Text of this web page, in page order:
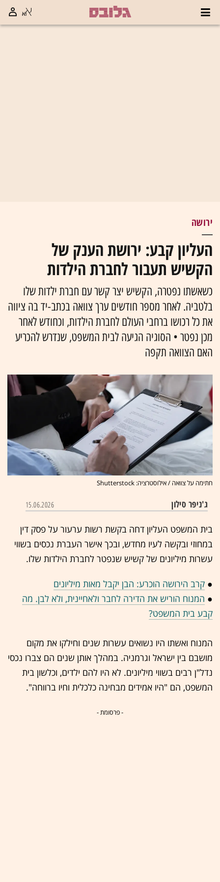
ירושה
העליון קבע: ירושת הענק של
הקשיש תעבור לחברת הילדות
כשאשתו נפטרה, הקשיש יצר קשר עם חברת ילדות שלו
בלטביה. לאחר מספר חודשים ערך צוואה בכתב-יד בה ציווה
את כל רכושו ברחבי העולם לחברת הילדות, וכחודש לאחר
מכן נפטר • הסוגיה הגיעה לבית המשפט, שנדרש להכריע
האם הצוואה תקפה
חתימה על צוואה / אילוסטרציה: Shutterstock
ג'ניפר סילון 15.06.2026
בית המשפט העליון דחה בקשת רשות ערעור על פסק דין
במחוזי ובקשה לעיו מחדש, ובכך אישר העברת נכסים בשווי
עשרות מיליונים של קשיש שנפטר לחברת הילדות שלו.
● קרב הירושה הוכרע: הבן יקבל מאות מיליונים
● המנוח הוריש את הדירה לחבר ולאחיינית, ולא לבן. מה
קבע בית המשפט?
המנוח ואשתו היו נשואים עשרות שנים וחילקו את מקום
מושבם בין ישראל וגרמניה. במהלך אותן שנים הם צברו נכסי
נדל"ן רבים בשווי מיליונים. לא היו להם ילדים, וכלשון בית
המשפט, הם "היו אמידים מבחינה כלכלית וחיו ברווחה".
- פרסומת -